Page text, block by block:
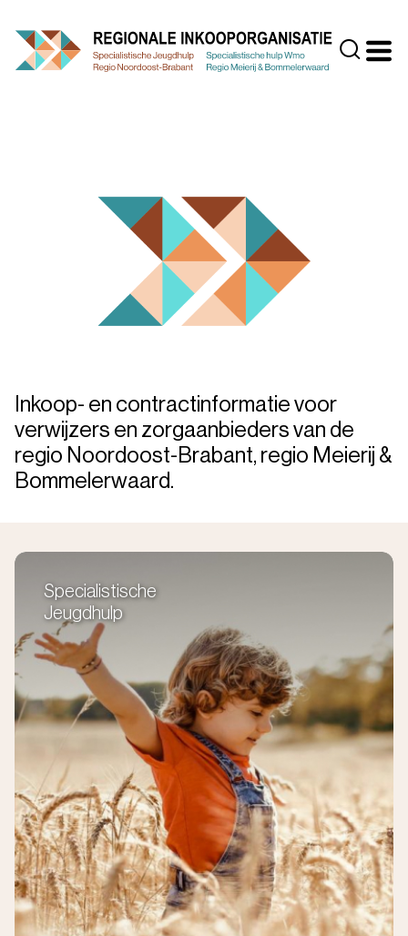
naar
inhoud
Inkoop- en contractinformatie voor
verwijzers en zorgaanbieders van de
regio Noordoost-Brabant, regio Meierij &
Bommelerwaard.
Specialistische
Jeugdhulp